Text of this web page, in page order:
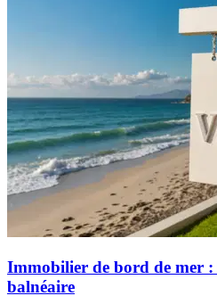
Immobilier de bord de mer :
balnéaire